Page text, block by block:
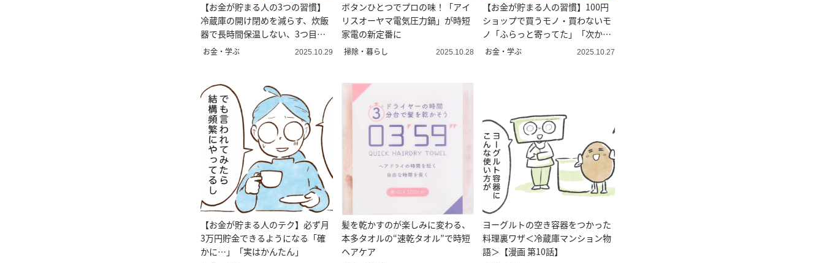
【お金が貯まる人の3つの習慣】
冷蔵庫の開け閉めを減らす、炊飯
器で長時間保温しない、3つ目
は…？
お金・学ぶ 2025.10.29
ボタンひとつでプロの味！「アイ
リスオーヤマ電気圧力鍋」が時短
家電の新定番に
掃除・暮らし 2025.10.28
【お金が貯まる人の習慣】100円
ショップで買うモノ・買わないモ
ノ「ふらっと寄ってた」「次から
調べる」
お金・学ぶ 2025.10.27
【お金が貯まる人のテク】必ず月
3万円貯金できるようになる「確
かに…」「実はかんたん」
髪を乾かすのが楽しみに変わる、
本多タオルの“速乾タオル”で時短
ヘアケア
ヨーグルトの空き容器をつかった
料理裏ワザ＜冷蔵庫マンション物
語＞【漫画 第10話】